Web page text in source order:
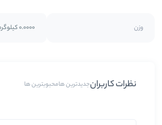
وزن 0.0000 کیلوگرم
نظرات کاربرانجدیدترین هامحبوبترین ها